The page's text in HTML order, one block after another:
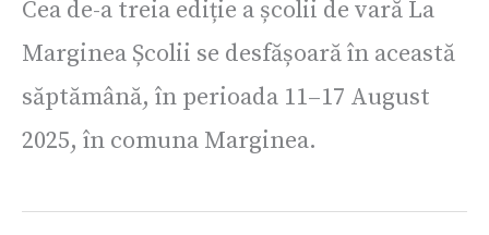
Cea de-a treia ediție a școlii de vară La
Marginea Școlii se desfășoară în această
săptămână, în perioada 11–17 August
2025, în comuna Marginea.